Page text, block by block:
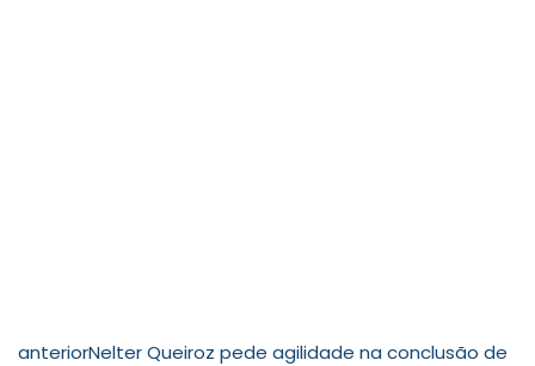
anteriorNelter Queiroz pede agilidade na conclusão de